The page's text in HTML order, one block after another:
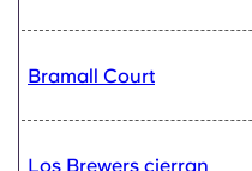
Bramall Court
Los Brewers cierran